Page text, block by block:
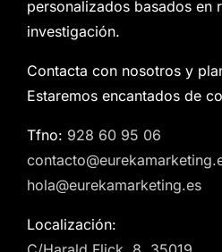
personalizados basados en
investigación.
Contacta con nosotros y
Estaremos encantados de
Tfno: 928 60 95 06
hola@eurekamarketing.es
Localización: